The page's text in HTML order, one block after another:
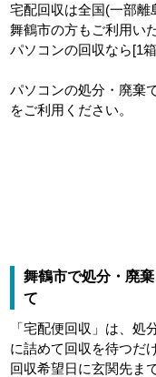
宅配回収は全国(一部離
舞鶴市の方もご利用い
パソコンの回収なら[1
パソコンの処分・廃棄
をご利用ください。
舞鶴市で処分・廃
て
「宅配便回収」は、
に詰めて回収を待つだ
回収希望日に玄関先ま